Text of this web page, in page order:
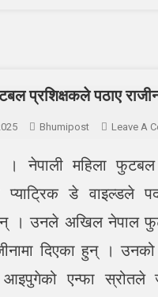
प्रशिक्षकले पठाए
Bhumipost Leave A
। नेपाली महिला
प्याट्रिक डे वाइल्डले
। उनले अखिल नेपाल
दिएका हुन् । उनको
आइपुगेको एन्फा